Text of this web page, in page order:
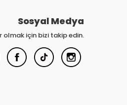
Sosyal Medya
için bizi takip edin.